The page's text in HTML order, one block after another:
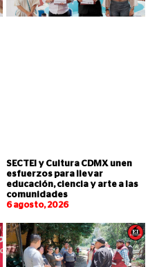
SECTEI y Cultura CDMX unen
esfuerzos para llevar
educación, ciencia y arte a las
comunidades
6 agosto, 2026